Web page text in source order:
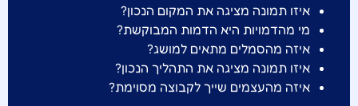
איזו תמונה מציגה את המקום הנכון?
מי מהדמויות היא הדמות המבוקשת?
איזה מהסמלים מתאים למושג?
איזו תמונה מציגה את התהליך הנכון?
איזה מהעצמים שייך לקבוצה מסוימת?